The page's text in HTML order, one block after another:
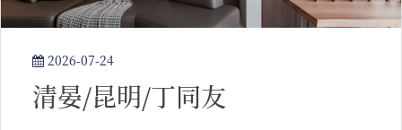
2026-07-24
清晏/昆明/丁同友